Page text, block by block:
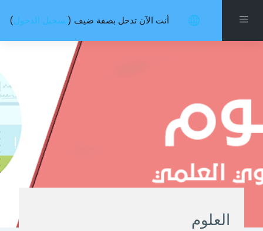
واجهة جانبية أنت الآن تدخل بصفة ضيف (تسجيل الدخول)
العلوم